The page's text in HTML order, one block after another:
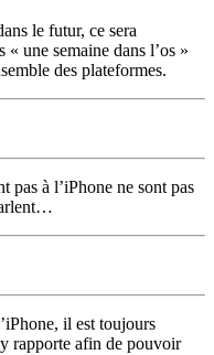
le futur, ce sera
une semaine dans l’os »
des plateformes.
pas à l’iPhone ne sont pas
il est toujours
rapporte afin de pouvoir